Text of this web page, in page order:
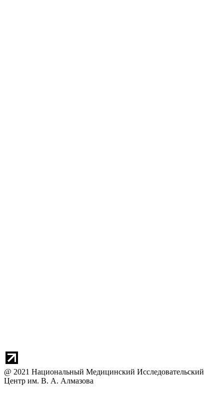
@ 2021 Национальный Медицинский Исследовательский
Центр им. В. А. Алмазова